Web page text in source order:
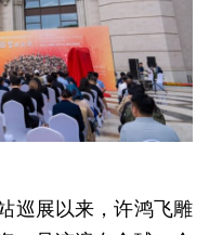
巡展以来，许鸿飞雕